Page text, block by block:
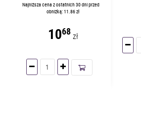
Najniższa cena z ostatnich 30 dni przed
obniżką: 11.86 zł
1068zł